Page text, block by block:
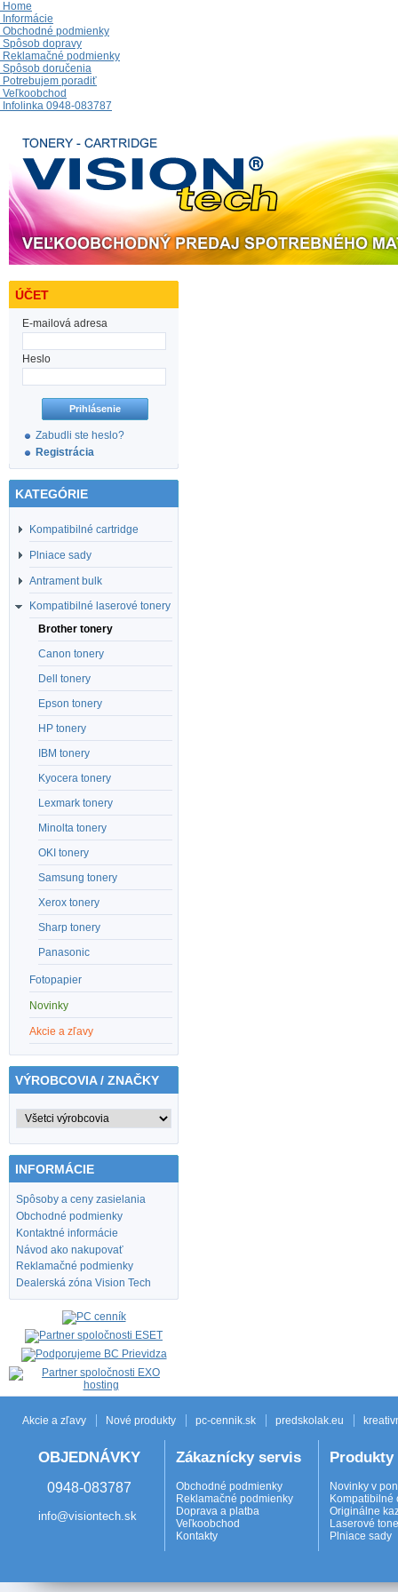
Home
Informácie
Obchodné podmienky
Spôsob dopravy
Reklamačné podmienky
Spôsob doručenia
Potrebujem poradiť
Veľkoobchod
Infolinka 0948-083787
ÚČET
E-mailová adresa
Heslo
Zabudli ste heslo?
Registrácia
KATEGÓRIE
Kompatibilné cartridge
Plniace sady
Antrament bulk
Kompatibilné laserové tonery
Brother tonery
Canon tonery
Dell tonery
Epson tonery
HP tonery
IBM tonery
Kyocera tonery
Lexmark tonery
Minolta tonery
OKI tonery
Samsung tonery
Xerox tonery
Sharp tonery
Panasonic
Fotopapier
Novinky
Akcie a zľavy
VÝROBCOVIA / ZNAČKY
INFORMÁCIE
Spôsoby a ceny zasielania
Obchodné podmienky
Kontaktné informácie
Návod ako nakupovať
Reklamačné podmienky
Dealerská zóna Vision Tech
Akcie a zľavy Nové produkty pc-cennik.sk predskolak.eu
OBJEDNÁVKY
0948-083787
info@visiontech.sk
Zákaznícky servis
Obchodné podmienky
Reklamačné podmienky
Doprava a platba
Veľkoobchod
Kontakty
Produkty
Novinky v
Kompatibilné
Originálne
Laserové
Plniace sady